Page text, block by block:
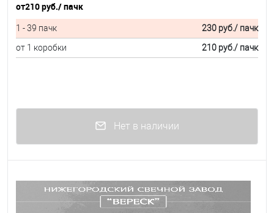
от210 руб./ пачк
1 - 39 пачк 230 руб./ пачк
от 1 коробки
210 руб./ пачк
Нет в наличии